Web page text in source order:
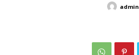
admin